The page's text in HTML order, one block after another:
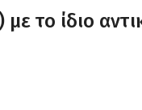
το ίδιο